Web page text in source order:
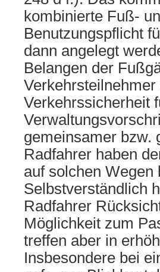
kombinierte Fuß-
Benutzungspflicht
dann angelegt
Belangen der
Verkehrssicherheit
gemeinsamer bzw.
Radfahrer haben
auf solchen
Selbstverständlich
Radfahrer
Möglichkeit zum
treffen aber in
Insbesondere bei